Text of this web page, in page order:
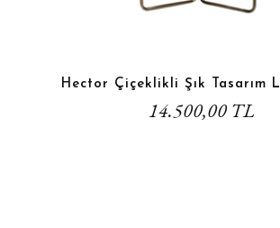
Hector Çiçeklikli Şık Tasarım
14.500,00 TL